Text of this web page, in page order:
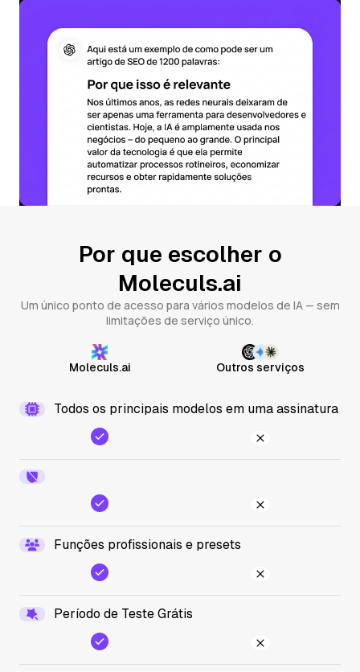
Por que escolher o
Moleculs.ai
Um único ponto de acesso para vários modelos de IA — sem
limitações de serviço único.
Moleculs.ai Outros serviços
Todos os principais modelos em uma assinatura
Funções profissionais e presets
Período de Teste Grátis